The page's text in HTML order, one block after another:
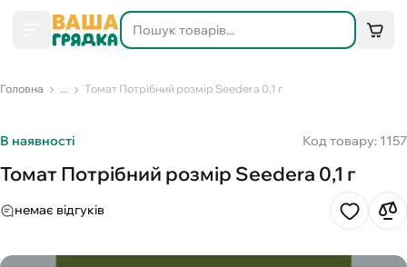
Головна ... Томат Потрібний розмір Seedеra 0,1 г
В наявності Код товару: 1157
Томат Потрібний розмір Seedеra 0,1 г
немає відгуків